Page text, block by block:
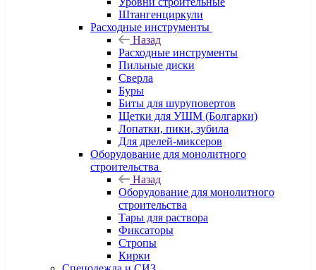
Штангенциркули
Расходные инструменты
Назад
Расходные инструменты
Пильные диски
Сверла
Буры
Биты для шуруповертов
Щетки для УШМ (Болгарки)
Лопатки, пики, зубила
Для дрелей-миксеров
Оборудование для монолитного
строительства
Назад
Оборудование для монолитного
строительства
Тары для раствора
Фиксаторы
Стропы
Кирки